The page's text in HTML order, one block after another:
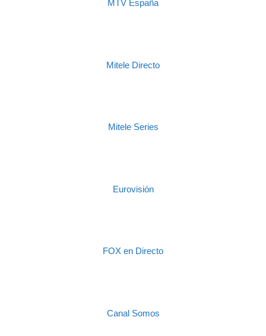
MTV España
Mitele Directo
Mitele Series
Eurovisión
FOX en Directo
Canal Somos